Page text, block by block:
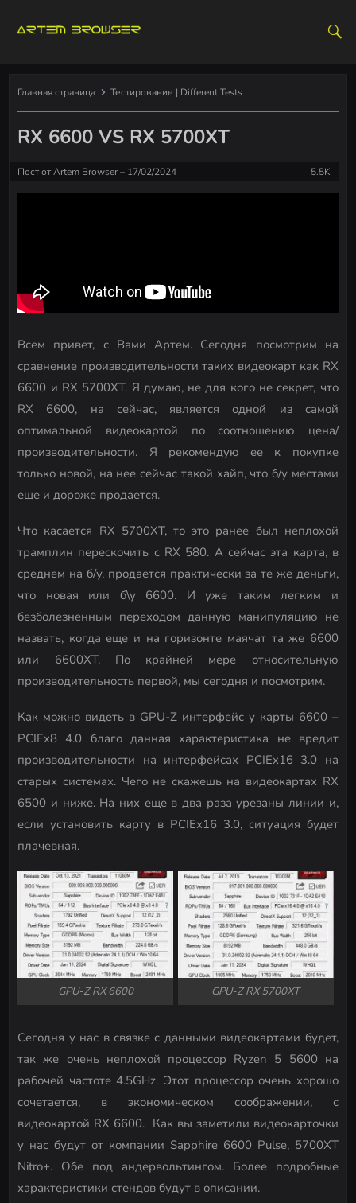
Главная страница Тестирование | Different Tests
RX 6600 VS RX 5700XT
Пост отArtem Browser 17/02/2024 5.5K
Всем привет, с Вами Артем. Сегодня посмотрим на
сравнение производительности таких видеокарт как RX
6600 и RX 5700XT. Я думаю, не для кого не секрет, что
RX 6600, на сейчас, является одной из самой
оптимальной видеокартой по соотношению цена/
производительности. Я рекомендую ее к покупке
только новой, на нее сейчас такой хайп, что б/у местами
еще и дороже продается.
Что касается RX 5700XT, то это ранее был неплохой
трамплин перескочить с RX 580. А сейчас эта карта, в
среднем на б/у, продается практически за те же деньги,
что новая или б\у 6600. И уже таким легким и
безболезненным переходом данную манипуляцию не
назвать, когда еще и на горизонте маячат та же 6600
или 6600XT. По крайней мере относительную
производительность первой, мы сегодня и посмотрим.
Как можно видеть в GPU-Z интерфейс у карты 6600 –
PCIEx8 4.0 благо данная характеристика не вредит
производительности на интерфейсах PCIEx16 3.0 на
старых системах. Чего не скажешь на видеокартах RX
6500 и ниже. На них еще в два раза урезаны линии и,
если установить карту в PCIEx16 3.0, ситуация будет
плачевная.
GPU-Z RX 6600 GPU-Z RX 5700XT
Сегодня у нас в связке с данными видеокартами будет,
так же очень неплохой процессор Ryzen 5 5600 на
рабочей частоте 4.5GHz. Этот процессор очень хорошо
сочетается, в экономическом соображении, с
видеокартой RX 6600. Как вы заметили видеокарточки
у нас будут от компании Sapphire 6600 Pulse, 5700XT
Nitro+. Обе под андервольтингом. Более подробные
характеристики стендов будут в описании.